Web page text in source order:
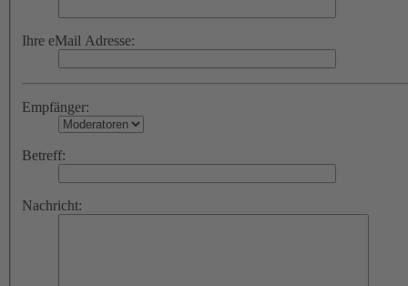
Ihre eMail Adresse:
Empfänger:
Betreff:
Nachricht: